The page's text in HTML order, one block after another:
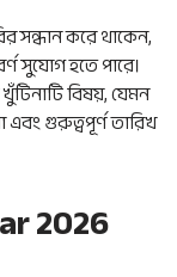
সন্ধান করে থাকেন,
সুযোগ হতে পারে।
বিষয়, যেমন
এবং গুরুত্বপূর্ণ তারিখ
2026